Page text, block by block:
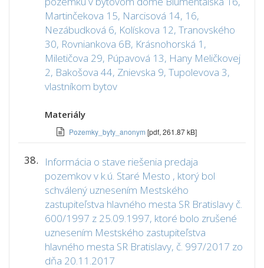
Martinčekova 15, Narcisová 14, 16,
Nezábudková 6, Kolískova 12, Tranovského
30, Rovniankova 6B, Krásnohorská 1,
Miletičova 29, Púpavová 13, Hany Meličkovej
2, Bakošova 44, Znievska 9, Tupolevova 3,
vlastníkom bytov
Materiály
Pozemky_byty_anonym [pdf, 261.87 kB]
38.
Informácia o stave riešenia predaja
pozemkov v k.ú. Staré Mesto , ktorý bol
schválený uznesením Mestského
zastupiteľstva hlavného mesta SR Bratislavy č.
600/1997 z 25.09.1997, ktoré bolo zrušené
uznesením Mestského zastupiteľstva
hlavného mesta SR Bratislavy, č. 997/2017 zo
dňa 20.11.2017